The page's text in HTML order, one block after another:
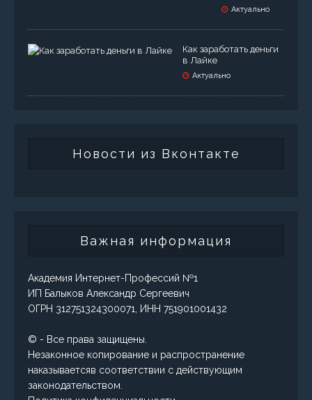
Актуально
Как заработать деньги
в Лайке
Актуально
Новости из Вконтакте
Важная информация
Академия Интернет-Профессий №1
ИП Балыков Александр Сергеевич
ОГРН 312751324300071, ИНН 751901001432
© - Все права защищены.
Незаконное копирование и распространение
наказываетсяв соответствии с действующим
законодательством.